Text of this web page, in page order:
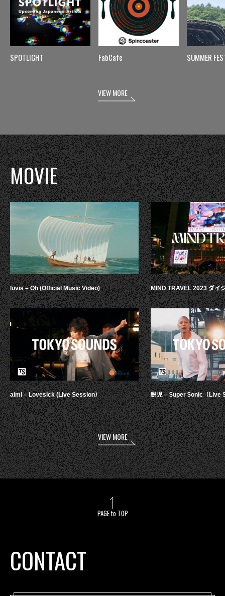
SPOTLIGHT FabCafe SUMMER
VIEW MORE
MOVIE
luvis – Oh (Official Music Video)
aimi – Lovesick (Live Session）
MIND TRAVEL 2023 ダイ
鋭児 – $uper $onic（Live
VIEW MORE
PAGE to TOP
CONTACT